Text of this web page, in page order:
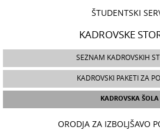
ŠTUDENTSKI
KADROVSKE
SEZNAM KADROVSKIH
KADROVSKI PAKETI ZA
KADROVSKA ŠOLA
ORODJA ZA IZBOLJŠAVO